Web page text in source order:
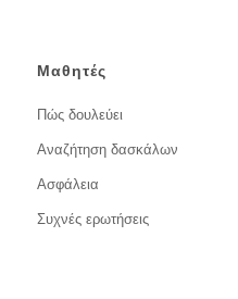
Μαθητές
Πώς δουλεύει
Αναζήτηση δασκάλων
Ασφάλεια
Συχνές ερωτήσεις